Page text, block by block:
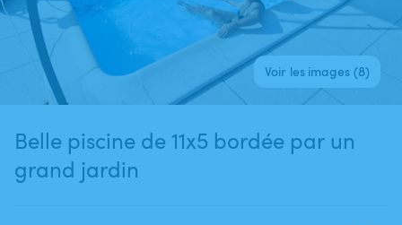
Voir les images (8)
Belle piscine de 11x5 bordée par un
grand jardin